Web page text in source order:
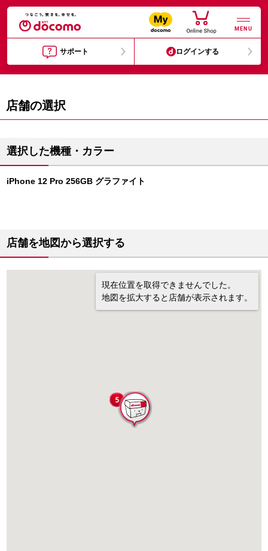
MENU
サポート ログインする
店舗の選択
選択した機種・カラー
iPhone 12 Pro 256GB グラファイト
店舗を地図から選択する
現在位置を取得できませんでした。
地図を拡大すると店舗が表示されます。